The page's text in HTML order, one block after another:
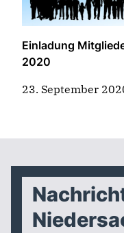
Einladung
2020
23. September